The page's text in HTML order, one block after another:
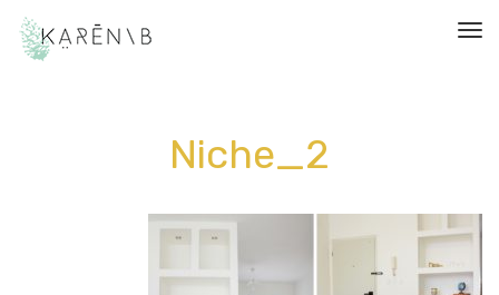
תפריט
Niche_2